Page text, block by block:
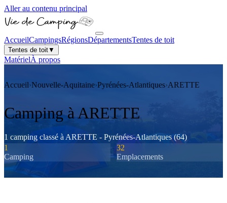
Aller au contenu principal
AccueilCampingsRégionsDépartementsTentes de toit
Tentes de toit▼
MatérielÀ propos
Accueil›Nouvelle-Aquitaine›Pyrénées-Atlantiques›ARETTE
Camping àARETTE
1 camping classé à ARETTE - Pyrénées-Atlantiques(64)
1
Camping
32
Emplacements